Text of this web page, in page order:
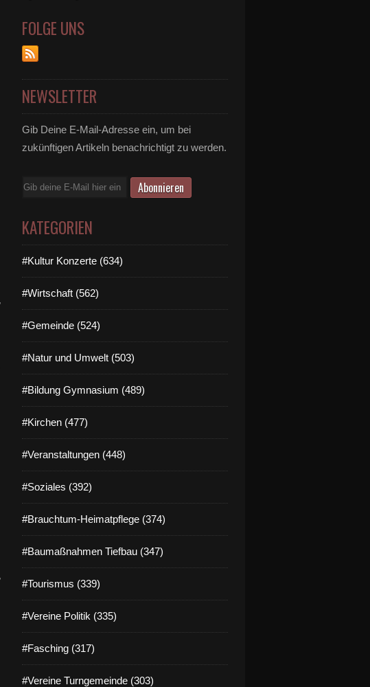
FOLGE UNS
NEWSLETTER
Gib Deine E-Mail-Adresse ein, um bei
zukünftigen Artikeln benachrichtigt zu werden.
E-
KATEGORIEN
#Kultur Konzerte (634)
#Wirtschaft (562)
#Gemeinde (524)
#Natur und Umwelt (503)
#Bildung Gymnasium (489)
#Kirchen (477)
#Veranstaltungen (448)
#Soziales (392)
#Brauchtum-Heimatpflege (374)
#Baumaßnahmen Tiefbau (347)
#Tourismus (339)
#Vereine Politik (335)
#Fasching (317)
#Vereine Turngemeinde (303)